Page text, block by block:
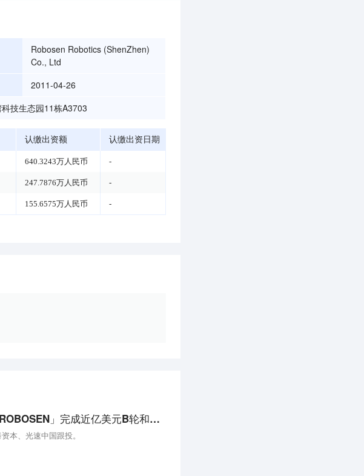
Robosen Robotics (ShenZhen)
Co., Ltd
2011-04-26
技生态园11栋A3703
认缴出资额 认缴出资日期
640.3243万人民币 -
247.7876万人民币 -
155.6575万人民币 -
36氪广东首发｜消费级机器人品牌「ROBOSEN」完成近亿美元B轮和B+轮融资
本、光速中国跟投。